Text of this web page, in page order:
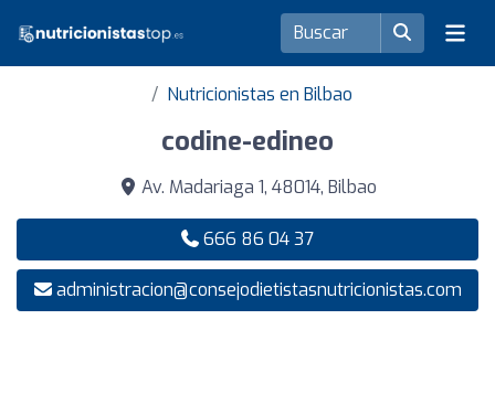
Nutricionistas en Bilbao
codine-edineo
Av. Madariaga 1, 48014, Bilbao
666 86 04 37
administracion@consejodietistasnutricionistas.com